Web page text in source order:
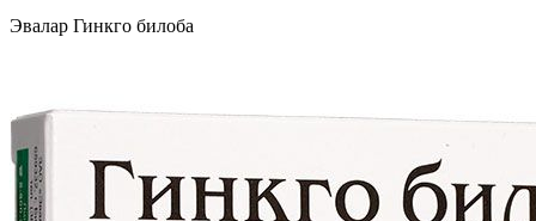
Эвалар Гинкго билоба